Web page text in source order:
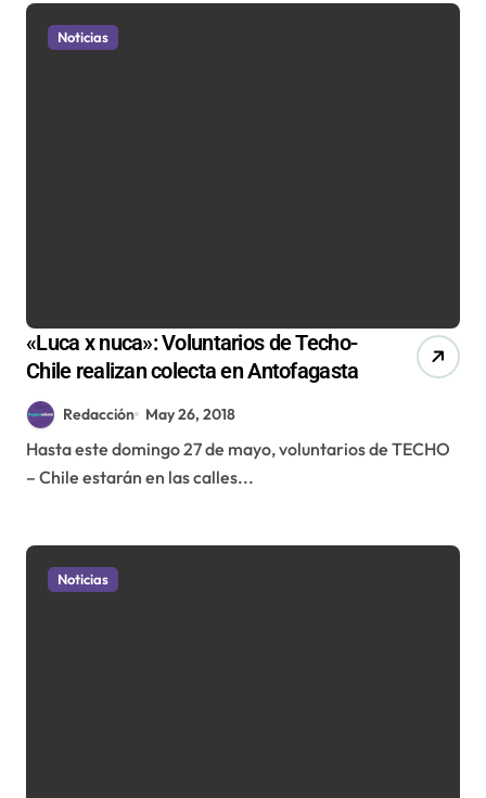
Noticias
«Luca x nuca»: Voluntarios de Techo-
Chile realizan colecta en Antofagasta
Redacción May 26, 2018
Hasta este domingo 27 de mayo, voluntarios de TECHO
– Chile estarán en las calles...
Noticias